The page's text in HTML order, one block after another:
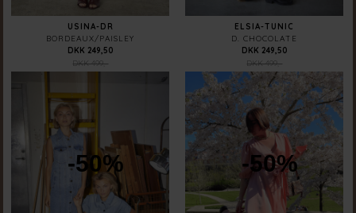
USINA-DR
BORDEAUX/PAISLEY
DKK 499,-
DKK 249,50
ELSIA-TUNIC
D. CHOCOLATE
DKK 499,-
DKK 249,50
-50% -50%